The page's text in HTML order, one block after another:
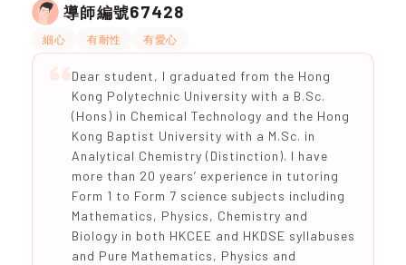
導師編號67428
細心 有耐性 有愛心
Dear student, I graduated from the Hong
Kong Polytechnic University with a B.Sc.
(Hons) in Chemical Technology and the Hong
Kong Baptist University with a M.Sc. in
Analytical Chemistry (Distinction). I have
more than 20 years’ experience in tutoring
Form 1 to Form 7 science subjects including
Mathematics, Physics, Chemistry and
Biology in both HKCEE and HKDSE syllabuses
and Pure Mathematics, Physics and